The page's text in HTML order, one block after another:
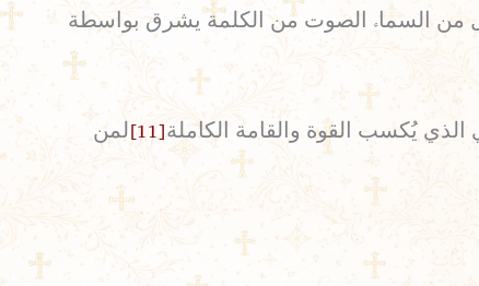
من السماء الصوت من الكلمة يشرق بواسطة
يُكسب القوة والقامة الكاملة[11]
لمن